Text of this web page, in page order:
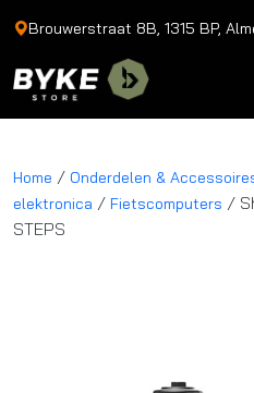
Brouwerstraat 8B, 1315 BP,
Home / Onderdelen &
elektronica / Fietscomputers /
STEPS